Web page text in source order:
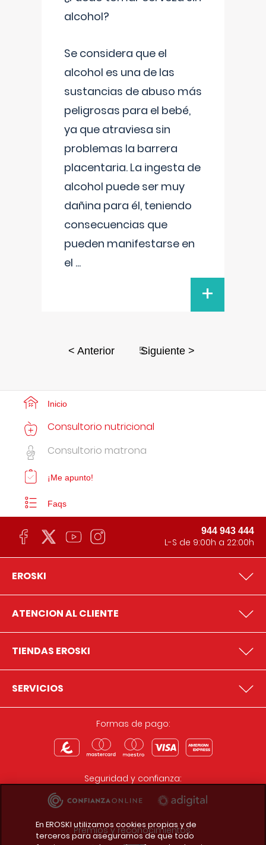
alcohol?
Se considera que el
alcohol es una de las
sustancias de abuso más
peligrosas para el bebé,
ya que atraviesa sin
problemas la barrera
placentaria. La ingesta de
alcohol puede ser muy
dañina para él, teniendo
consecuencias que
pueden manifestarse en
el ...
+
< Anterior 5
Siguiente >
Inicio
Consultorio nutricional
Consultorio matrona
¡Me apunto!
Faqs
944 943 444
L-S de 9:00h a 22:00h
EROSKI
ATENCION AL CLIENTE
TIENDAS EROSKI
SERVICIOS
Formas de pago:
Seguridad y confianza:
Premios y reconocimientos:
En EROSKI utilizamos cookies propias y de
terceros para asegurarnos de que todo